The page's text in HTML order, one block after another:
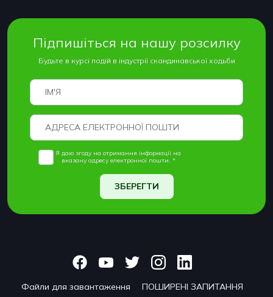
Підпишіться на нашу розсилку
Будьте в курсі подій в індустрії скандинавської ходьби
Я даю згоду на отримання інформації на
вказану адресу електронної пошти. *
ЗБЕРЕГТИ
Файли для завантаження
ПОШИРЕНІ ЗАПИТАННЯ